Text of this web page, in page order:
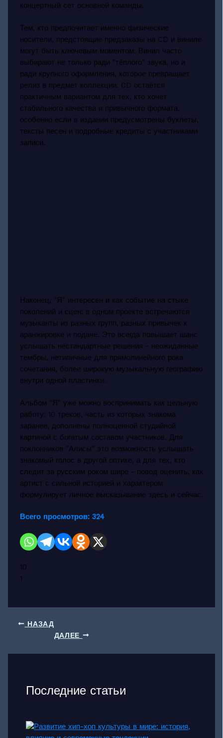
концертный сет основной команды.
Тем, кто предпочитает именно физические
носители, предстоящие предзаказы на CD и виниле
могут быть ключевым моментом. Винил часто
выбирают не только ради "тёплого" звука, но и
ради крупного оформления, которое превращает
релиз в предмет коллекции. CD остаётся
практичным вариантом для тех, кто хочет
стабильного качества и привычного формата,
особенно если в издании предусмотрены буклеты,
тексты песен и подробные кредиты с участниками
записи.
Наконец, "Я" интересен и как событие на стыке
поколений и сцен: в одном проекте встречаются
музыканты из разных групп, разных привычек к
аранжировке и подаче. Это всегда повышает шанс
услышать нестандартные решения - неожиданные
тембры, нетипичные для прямолинейного рока
сочетания, более широкую музыкальную географию
внутри одной пластинки.
Альбом "Я" уже можно воспринимать как цельную
работу: 10 треков, часть из которых знакома
заранее, дополнены полноценной студийной
картиной с богатым составом участников. Для
поклонников "Алисы" это возможность услышать
знакомый голос в другой оптике, а для тех, кто
следит за русским роком шире - повод оценить, как
артист с сильной историей и характером
формулирует личное высказывание здесь и сейчас.
Всего просмотров: 324
10
1
НАЗАД
ДАЛЕЕ
Последние статьи